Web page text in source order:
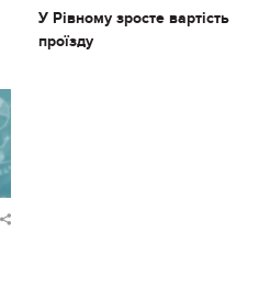
У Рівному зросте вартість
проїзду